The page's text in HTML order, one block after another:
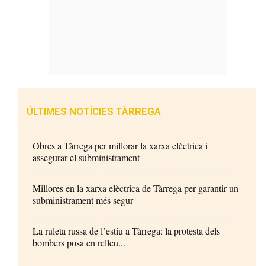
ÚLTIMES NOTÍCIES TÀRREGA
Obres a Tàrrega per millorar la xarxa elèctrica i
assegurar el subministrament
Millores en la xarxa elèctrica de Tàrrega per garantir un
subministrament més segur
La ruleta russa de l’estiu a Tàrrega: la protesta dels
bombers posa en relleu...